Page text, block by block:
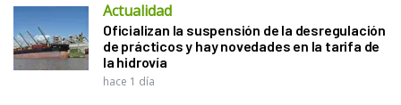
Actualidad
Oficializan la suspensión de la desregulación
de prácticos y hay novedades en la tarifa de
la hidrovía
hace 1 día